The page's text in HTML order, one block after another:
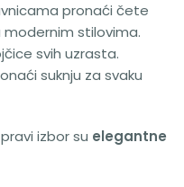
pronaći čete
modernim stilovima.
svih uzrasta.
suknju za svaku
izbor su elegantne